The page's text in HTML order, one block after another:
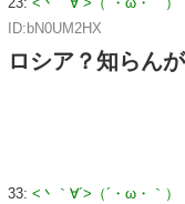
ID:bN0UM2HX
ロシア？知らん
33: <丶｀∀´>（´・ω・｀